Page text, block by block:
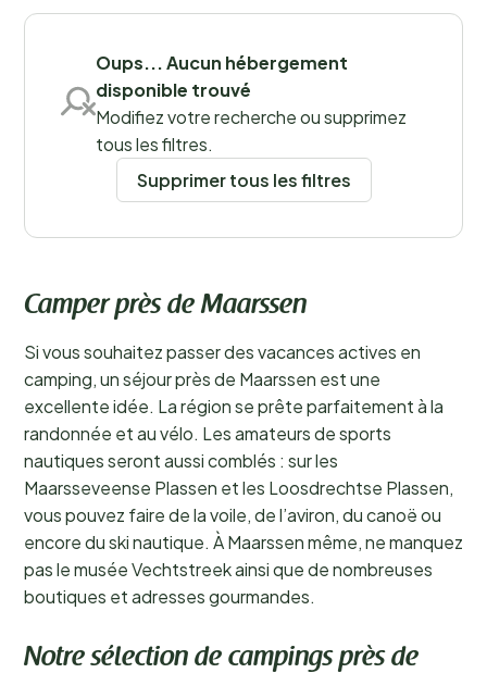
Sauvegarder les filtres
Oups... Aucun hébergement
disponible trouvé
Modifiez votre recherche ou supprimez
tous les filtres.
Supprimer tous les filtres
Camper près de Maarssen
Si vous souhaitez passer des vacances actives en
camping, un séjour près de Maarssen est une
excellente idée. La région se prête parfaitement à la
randonnée et au vélo. Les amateurs de sports
nautiques seront aussi comblés : sur les
Maarsseveense Plassen et les Loosdrechtse Plassen,
vous pouvez faire de la voile, de l’aviron, du canoë ou
encore du ski nautique. À Maarssen même, ne manquez
pas le musée Vechtstreek ainsi que de nombreuses
boutiques et adresses gourmandes.
Notre sélection de campings près de